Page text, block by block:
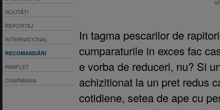
NOUTĂȚI
REPORTAJ
INTERNAȚIONAL
RECOMANDĂRI
PAMFLET
CRAPMANIA
In tagma pescarilor de
cumparaturile in exces fac
e vorba de reduceri, nu? Si
achizitionat la un pret redus
cotidiene, setea de ape cu